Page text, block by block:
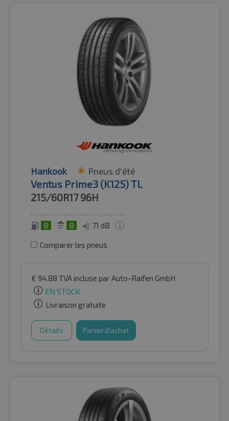
Hankook Pneus d'été
Ventus Prime3 (K125) TL
215/60R17 96H
B B 71 dB
Comparer les pneus
€ 94.88 TVA incluse par Auto-Raifen GmbH
EN STOCK
Livraison gratuite
Détails Panier d'achat